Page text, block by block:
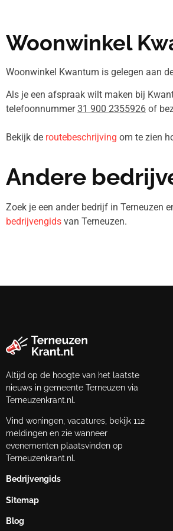
Woonwinkel
Woonwinkel Kwantum is gelegen aan
Als je een afspraak wilt maken bij
telefoonnummer31 900 2355926 of
Bekijk de routebeschrijving om te zien
Andere
Zoek je een ander bedrijf in Terneuzen
bedrijvengids van Terneuzen.
Altijd op de hoogte van het laatste
nieuws in gemeente Terneuzen via
Terneuzenkrant.nl.
Vind woningen, vacatures, bekijk 112
meldingen en zie wanneer
evenementen plaatsvinden op
Terneuzenkrant.nl.
Bedrijvengids
Sitemap
Blog